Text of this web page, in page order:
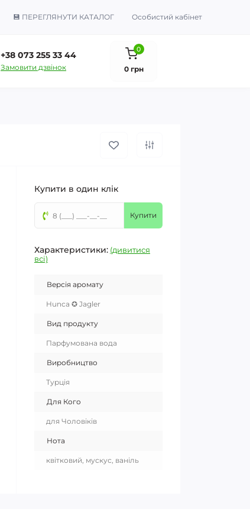
💾 ПЕРЕГЛЯНУТИ КАТАЛОГ Особистий кабінет
+38 073 255 33 44
Замовити дзвінок
0
0 грн
Купити в один клік
Купити
Характеристики: (дивитися
всі)
Версія аромату
Hunca ✪ Jagler
Вид продукту
Парфумована вода
Виробництво
Турція
Для Кого
для Чоловіків
Нота
квітковий, мускус, ваніль